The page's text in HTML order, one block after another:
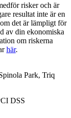
risker och är
resultat inte är en
det är lämpligt för
av din ekonomiska
om riskerna
här.
Park, Triq